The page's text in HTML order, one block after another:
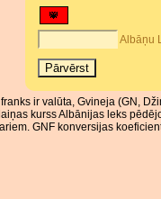
Albāņu
ir valūta, Gvineja (GN,
kurss Albānijas leks
GNF konversijas